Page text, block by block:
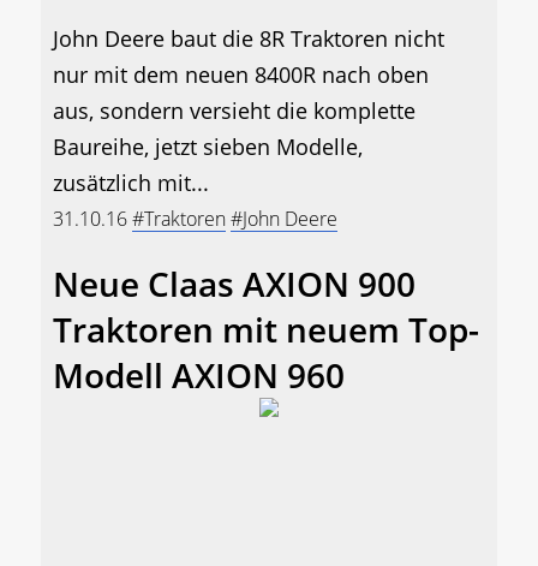
John Deere baut die 8R Traktoren nicht
nur mit dem neuen 8400R nach oben
aus, sondern versieht die komplette
Baureihe, jetzt sieben Modelle,
zusätzlich mit...
31.10.16#Traktoren#John Deere
Neue Claas AXION 900
Traktoren mit neuem Top-
Modell AXION 960